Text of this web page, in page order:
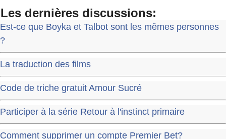
Les dernières discussions:
Est-ce que Boyka et Talbot sont les mêmes personnes
?
La traduction des films
Code de triche gratuit Amour Sucré
Participer à la série Retour à l'instinct primaire
Comment supprimer un compte Premier Bet?